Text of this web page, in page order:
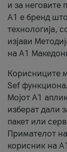
и за неговите
А1 е бренд
технологија,
изјави
на А1
Корисниците
Sef
Мојот А1
изберат дали
пакет или
Примателот
корисник на